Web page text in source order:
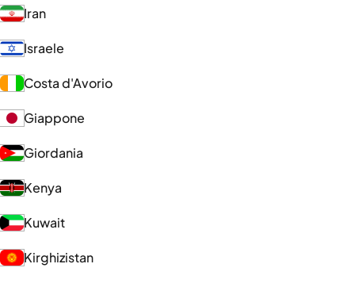
Iran
Israele
Costa d'Avorio
Giappone
Giordania
Kenya
Kuwait
Kirghizistan